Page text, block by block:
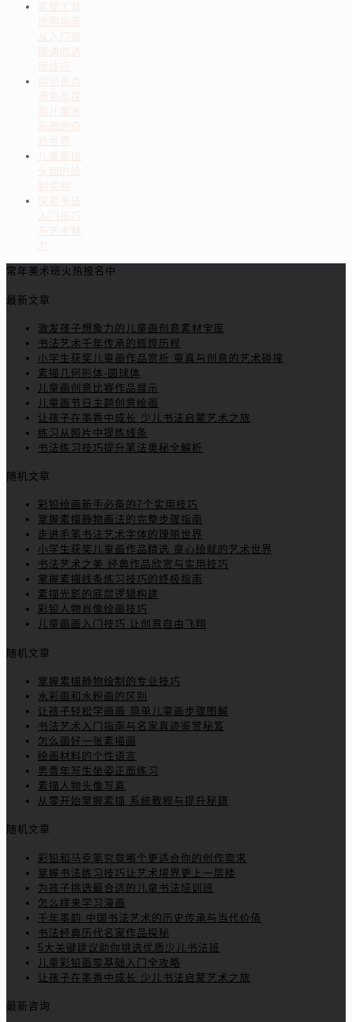
素描工具
选购指南
从入门到
精通的选
择技巧
用创意点
亮童年探
索儿童水
彩画的奇
妙世界
儿童素描
头部的绘
制实例
探索书法
入门技巧
与艺术魅
力
常年美术班火热报名中
最新文章
激发孩子想象力的儿童画创意素材宝库
书法艺术千年传承的辉煌历程
小学生获奖儿童画作品赏析 童真与创意的艺术碰撞
素描几何形体-圆球体
儿童画创意比赛作品展示
儿童画节日主题创意绘画
让孩子在墨香中成长 少儿书法启蒙艺术之旅
练习从照片中提炼线条
书法练习技巧提升笔法奥秘全解析
随机文章
彩铅绘画新手必备的7个实用技巧
掌握素描静物画法的完整步骤指南
走进毛笔书法艺术字体的瑰丽世界
小学生获奖儿童画作品精选 童心绘就的艺术世界
书法艺术之美 经典作品欣赏与实用技巧
掌握素描线条练习技巧的终极指南
素描光影的底层逻辑构建
彩铅人物肖像绘画技巧
儿童画画入门技巧 让创意自由飞翔
随机文章
掌握素描静物绘制的专业技巧
水彩画和水粉画的区别
让孩子轻松学画画 简单儿童画步骤图解
书法艺术入门指南与名家真迹鉴赏秘笈
怎么画好一张素描画
绘画材料的个性语言
男青年写生坐姿正面练习
素描人物头像写真
从零开始掌握素描 系统教程与提升秘籍
随机文章
彩铅和马克笔究竟哪个更适合你的创作需求
掌握书法练习技巧让艺术境界更上一层楼
为孩子挑选最合适的儿童书法培训班
怎么样来学习漫画
千年墨韵 中国书法艺术的历史传承与当代价值
书法经典历代名家作品探秘
5大关键建议助你挑选优质少儿书法班
儿童彩铅画零基础入门全攻略
让孩子在墨香中成长 少儿书法启蒙艺术之旅
最新咨询